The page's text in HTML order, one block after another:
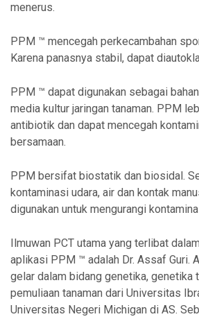
menerus.
PPM ™ mencegah perkecambahan
Karena panasnya stabil, dapat
PPM ™ dapat digunakan sebagai
media kultur jaringan tanaman. PPM
antibiotik dan dapat mencegah
bersamaan.
PPM bersifat biostatik dan biosidal.
kontaminasi udara, air dan kontak
digunakan untuk mengurangi
Ilmuwan PCT utama yang terlibat
aplikasi PPM ™ adalah Dr. Assaf Guri.
gelar dalam bidang genetika, genetika
pemuliaan tanaman dari Universitas
Universitas Negeri Michigan di AS.